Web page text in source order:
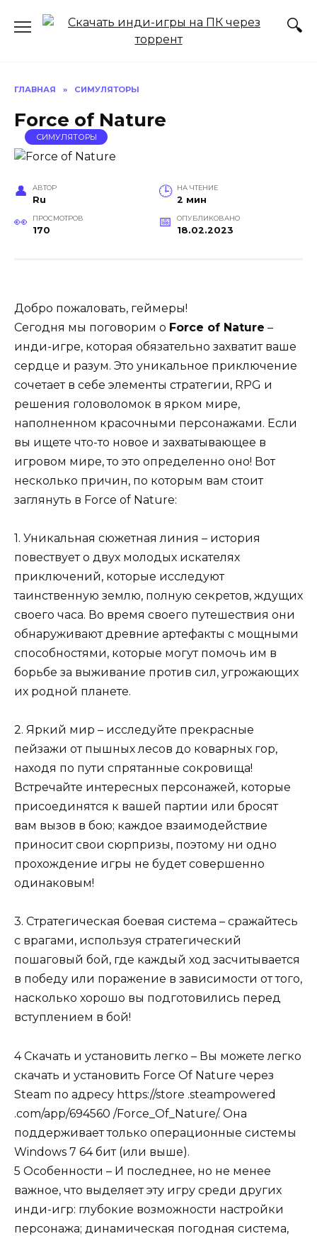
ГЛАВНАЯ » СИМУЛЯТОРЫ
Force of Nature
СИМУЛЯТОРЫ
АВТОР
Ru
НА ЧТЕНИЕ
2 мин
ПРОСМОТРОВ
170
ОПУБЛИКОВАНО
18.02.2023
Добро пожаловать, геймеры!
Сегодня мы поговорим о Force of Nature –
инди-игре, которая обязательно захватит ваше
сердце и разум. Это уникальное приключение
сочетает в себе элементы стратегии, RPG и
решения головоломок в ярком мире,
наполненном красочными персонажами. Если
вы ищете что-то новое и захватывающее в
игровом мире, то это определенно оно! Вот
несколько причин, по которым вам стоит
заглянуть в Force of Nature:
1. Уникальная сюжетная линия – история
повествует о двух молодых искателях
приключений, которые исследуют
таинственную землю, полную секретов, ждущих
своего часа. Во время своего путешествия они
обнаруживают древние артефакты с мощными
способностями, которые могут помочь им в
борьбе за выживание против сил, угрожающих
их родной планете.
2. Яркий мир – исследуйте прекрасные
пейзажи от пышных лесов до коварных гор,
находя по пути спрятанные сокровища!
Встречайте интересных персонажей, которые
присоединятся к вашей партии или бросят
вам вызов в бою; каждое взаимодействие
приносит свои сюрпризы, поэтому ни одно
прохождение игры не будет совершенно
одинаковым!
3. Стратегическая боевая система – сражайтесь
с врагами, используя стратегический
пошаговый бой, где каждый ход засчитывается
в победу или поражение в зависимости от того,
насколько хорошо вы подготовились перед
вступлением в бой!
4 Скачать и установить легко – Вы можете легко
скачать и установить Force Of Nature через
Steam по адресу https://store .steampowered
.com/app/694560 /Force_Of_Nature/. Она
поддерживает только операционные системы
Windows 7 64 бит (или выше).
5 Особенности – И последнее, но не менее
важное, что выделяет эту игру среди других
инди-игр: глубокие возможности настройки
персонажа; динамическая погодная система,